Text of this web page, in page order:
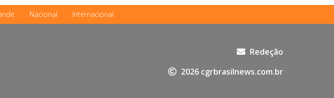
Nacional Internacional
Redeção
2026 cgrbrasilnews.com.br